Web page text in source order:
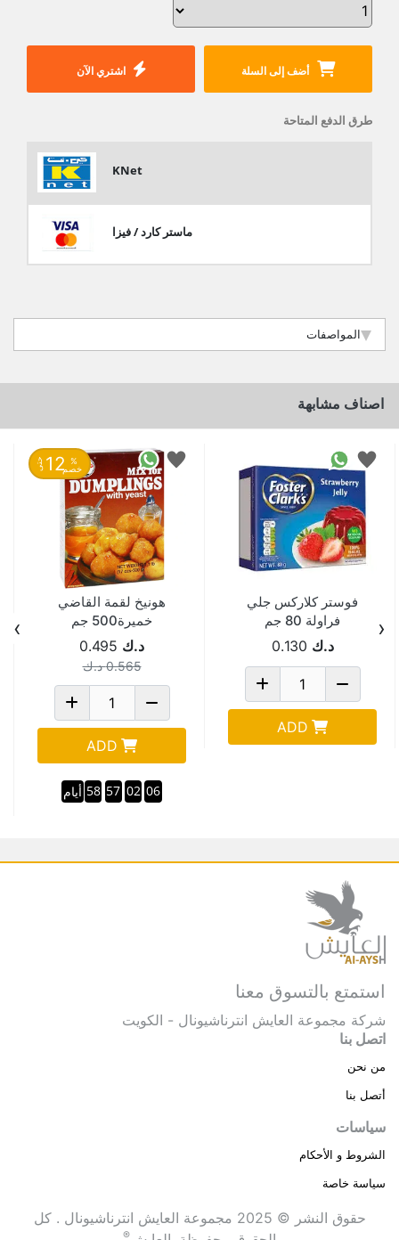
أضف إلى السلة اشتري الآن
طرق الدفع المتاحة
KNet
ماستر كارد / فيزا
المواصفات
اصناف مشابهة
فوستر كلاركس جلي
فراولة 80 جم
د.ك 0.130
ADD
حتى 12
%
خصم
هونيخ لقمة القاضي
خميرة500 جم
د.ك 0.495
0.565د.ك
ADD
06
02
57
58 أيام
‹
›
استمتع بالتسوق معنا
شركة مجموعة العايش انترناشيونال - الكويت
اتصل بنا
من نحن
أتصل بنا
سياسات
الشروط و الأحكام
سياسة خاصة
حقوق النشر © 2025 مجموعة العايش انترناشيونال . كل
®